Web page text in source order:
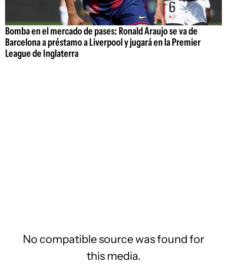
Bomba en el mercado de pases: Ronald Araujo se va de
Barcelona a préstamo a Liverpool y jugará en la Premier
League de Inglaterra
No compatible source was found for
this media.